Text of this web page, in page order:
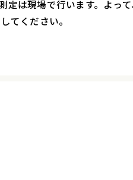
は現場で行います。よっ
てください。